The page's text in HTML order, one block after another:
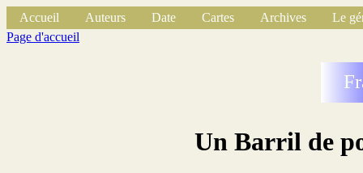
Accueil Auteurs Date Cartes Archives
Le
Page d'accueil
Un Barril de